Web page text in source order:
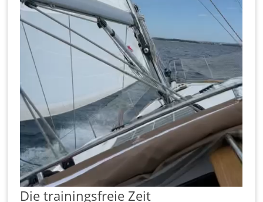
Die trainingsfreie Zeit